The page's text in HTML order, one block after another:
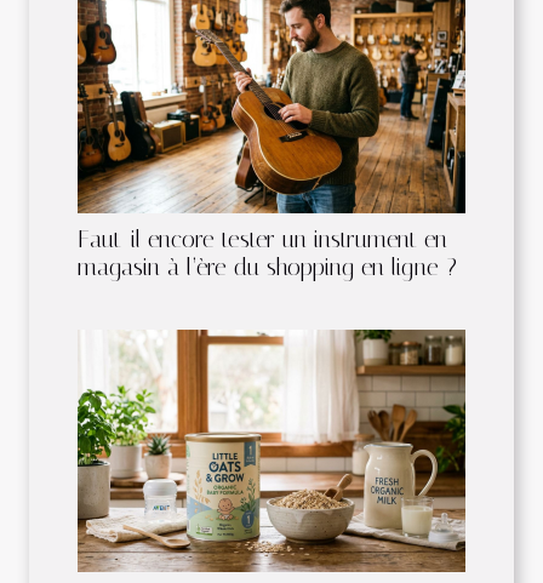
Faut-il encore tester un instrument en
magasin à l’ère du shopping en ligne ?